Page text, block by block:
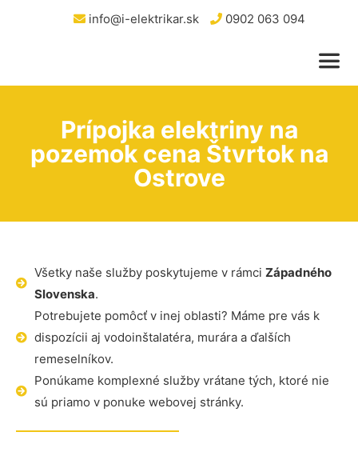
info@i-elektrikar.sk 0902 063 094
Prípojka elektriny na
pozemok cena Štvrtok na
Ostrove
Všetky naše služby poskytujeme v rámci Západného
Slovenska.
Potrebujete pomôcť v inej oblasti? Máme pre vás k
dispozícii aj vodoinštalatéra, murára a ďalších
remeselníkov.
Ponúkame komplexné služby vrátane tých, ktoré nie
sú priamo v ponuke webovej stránky.